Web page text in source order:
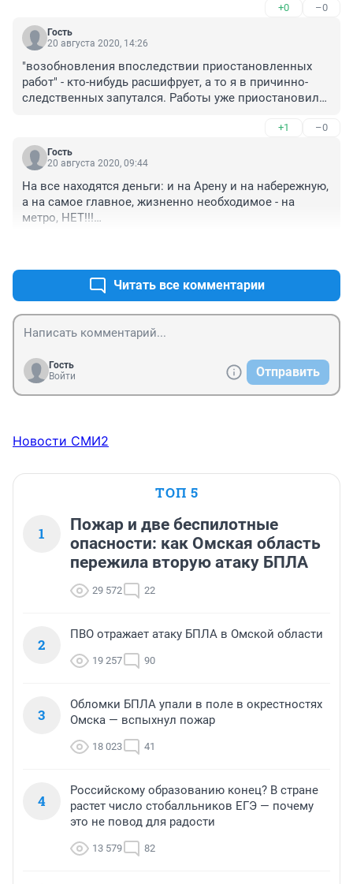
+0 –0
Гость
20 августа 2020, 14:26
"возобновления впоследствии приостановленных
работ" - кто-нибудь расшифрует, а то я в причинно-
следственных запутался. Работы уже приостановили
+1 –0
Гость
20 августа 2020, 09:44
На все находятся деньги: и на Арену и на набережную,
а на самое главное, жизненно необходимое - на
метро, НЕТ!!!
В Омске умирают каждый день по 5 чел. от
коронавируса, такого нет нигде, а потому что
транспорт переполнен!!!
Читать все комментарии
Гость
Войти
Отправить
Новости СМИ2
ТОП 5
1
Пожар и две беспилотные
опасности: как Омская область
пережила вторую атаку БПЛА
29 572 22
2
ПВО отражает атаку БПЛА в Омской области
19 257 90
3
Обломки БПЛА упали в поле в окрестностях
Омска — вспыхнул пожар
18 023 41
4
Российскому образованию конец? В стране
растет число стобалльников ЕГЭ — почему
это не повод для радости
13 579 82